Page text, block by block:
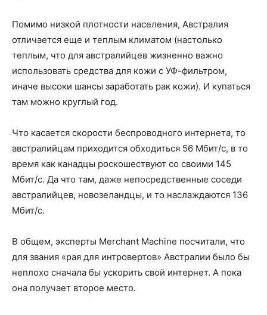
Помимо низкой плотности населения, Австралия
отличается еще и теплым климатом (настолько
теплым, что для австралийцев жизненно важно
использовать средства для кожи с УФ-фильтром,
иначе высоки шансы заработать рак кожи). И купаться
там можно круглый год.
Что касается скорости беспроводного интернета, то
австралийцам приходится обходиться 56 Мбит/с, в то
время как канадцы роскошествуют со своими 145
Мбит/с. Да что там, даже непосредственные соседи
австралийцев, новозеландцы, и то наслаждаются 136
Мбит/с.
В общем, эксперты Merchant Machine посчитали, что
для звания «рая для интровертов» Австралии было бы
неплохо сначала бы ускорить свой интернет. А пока
она получает второе место.